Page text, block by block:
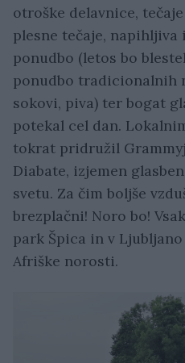
otroške delavnice,
plesne tečaje,
ponudbo (letos bo
ponudbo tradicionalnih
sokovi, piva) ter bogat
potekal cel dan.
tokrat pridružil
Diabate, izjemen
svetu. Za čim boljše
brezplačni! Noro bo!
park Špica in v
Afriške norosti.